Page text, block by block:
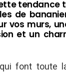
tendance
de
vos murs,
et un
font toute